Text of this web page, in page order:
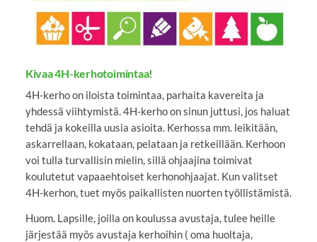
Kivaa 4H-kerhotoimintaa!
4H-kerho on iloista toimintaa, parhaita kavereita ja
yhdessä viihtymistä. 4H-kerho on sinun juttusi, jos haluat
tehdä ja kokeilla uusia asioita. Kerhossa mm. leikitään,
askarrellaan, kokataan, pelataan ja retkeillään. Kerhoon
voi tulla turvallisin mielin, sillä ohjaajina toimivat
koulutetut vapaaehtoiset kerhonohjaajat. Kun valitset
4H-kerhon, tuet myös paikallisten nuorten työllistämistä.
Huom. Lapsille, joilla on koulussa avustaja, tulee heille
järjestää myös avustaja kerhoihin ( oma huoltaja,